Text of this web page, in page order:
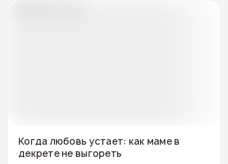
Когда любовь устает: как маме в
декрете не выгореть